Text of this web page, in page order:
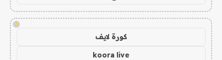
!
كورة لايف
koora live